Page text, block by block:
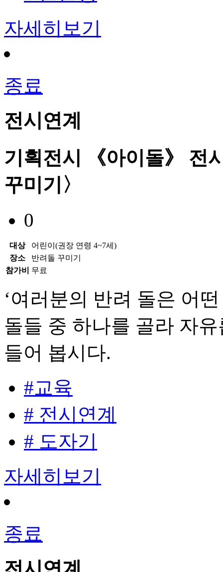
자세히보기
종료
전시연계
기획전시 《아이돌》 전
꾸미기〉
0
대상
어린이(권장 연령 4~7세)
장소
반려돌 꾸미기
참가비
무료
‘여러분의 반려 돌은 어
돌들 중 하나를 골라 자
들어 봅시다.
#교육
# 전시연계
# 도자기
자세히보기
종료